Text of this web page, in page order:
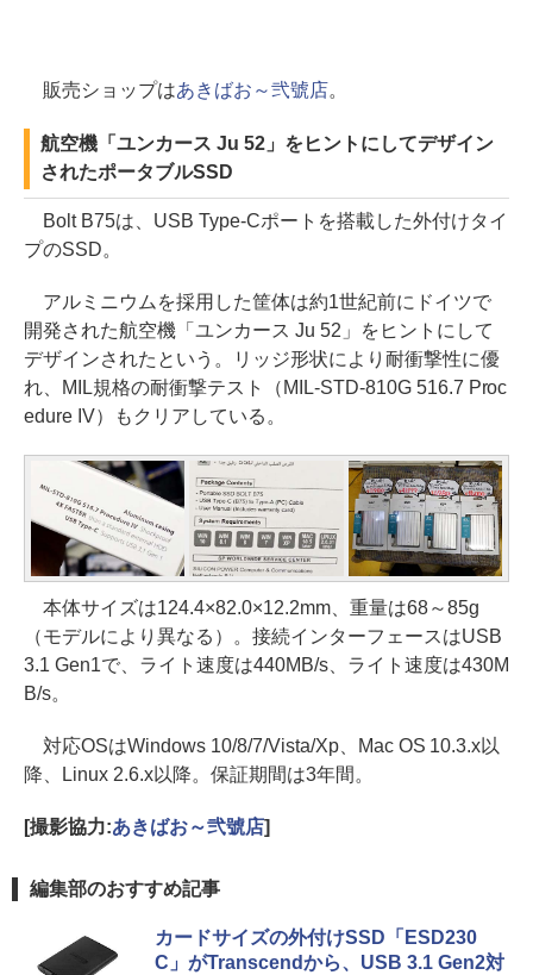
販売ショップはあきばお～弐號店。
航空機「ユンカース Ju 52」をヒントにしてデザイン
されたポータブルSSD
Bolt B75は、USB Type-Cポートを搭載した外付けタイ
プのSSD。
アルミニウムを採用した筐体は約1世紀前にドイツで
開発された航空機「ユンカース Ju 52」をヒントにして
デザインされたという。リッジ形状により耐衝撃性に優
れ、MIL規格の耐衝撃テスト（MIL-STD-810G 516.7 Proc
edure IV）もクリアしている。
本体サイズは124.4×82.0×12.2mm、重量は68～85g
（モデルにより異なる）。接続インターフェースはUSB
3.1 Gen1で、ライト速度は440MB/s、ライト速度は430M
B/s。
対応OSはWindows 10/8/7/Vista/Xp、Mac OS 10.3.x以
降、Linux 2.6.x以降。保証期間は3年間。
[撮影協力:あきばお～弐號店]
編集部のおすすめ記事
カードサイズの外付けSSD「ESD230
C」がTranscendから、USB 3.1 Gen2対